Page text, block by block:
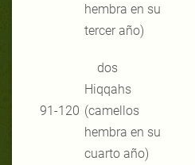
hembra en su
tercer año)
91-120
dos
Hiqqahs
(camellos
hembra en su
cuarto año)